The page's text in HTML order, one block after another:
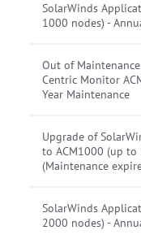
SolarWinds
1000 nodes) -
Out of
Centric Monitor
Year Maintenance
Upgrade of
to ACM1000 (up to
(Maintenance
SolarWinds
2000 nodes) -